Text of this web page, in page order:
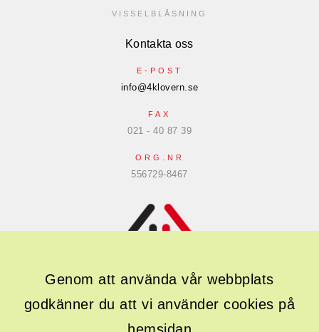
Genom att använda vår webbplats
godkänner du att vi använder cookies på
VISSELBLÅSNING
Kontakta oss
E-POST
info@4klovern.se
FAX
021 - 40 87 39
ORG.NR
556729-8467